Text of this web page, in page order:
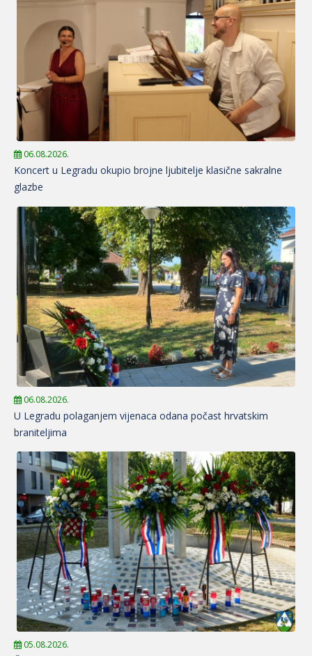
06.08.2026.
Koncert u Legradu okupio brojne ljubitelje klasične sakralne
glazbe
06.08.2026.
U Legradu polaganjem vijenaca odana počast hrvatskim
braniteljima
05.08.2026.